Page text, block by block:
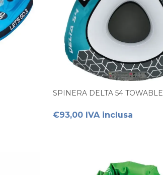
SPINERA DELTA 54 TOWABLE
€93,00 IVA inclusa